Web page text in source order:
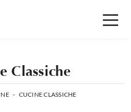
Classiche
- CUCINE CLASSICHE